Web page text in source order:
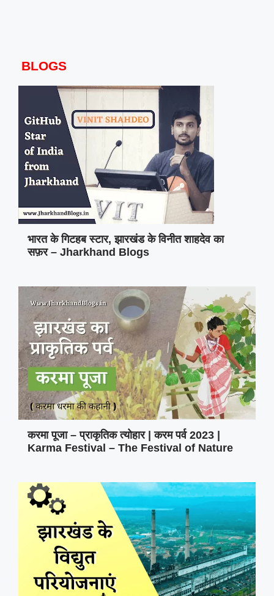
BLOGS
भारत के गिटहब स्टार, झारखंड के विनीत शाहदेव का
सफ़र – Jharkhand Blogs
करमा पूजा – प्राकृतिक त्योहार | करम पर्व 2023 |
Karma Festival – The Festival of Nature